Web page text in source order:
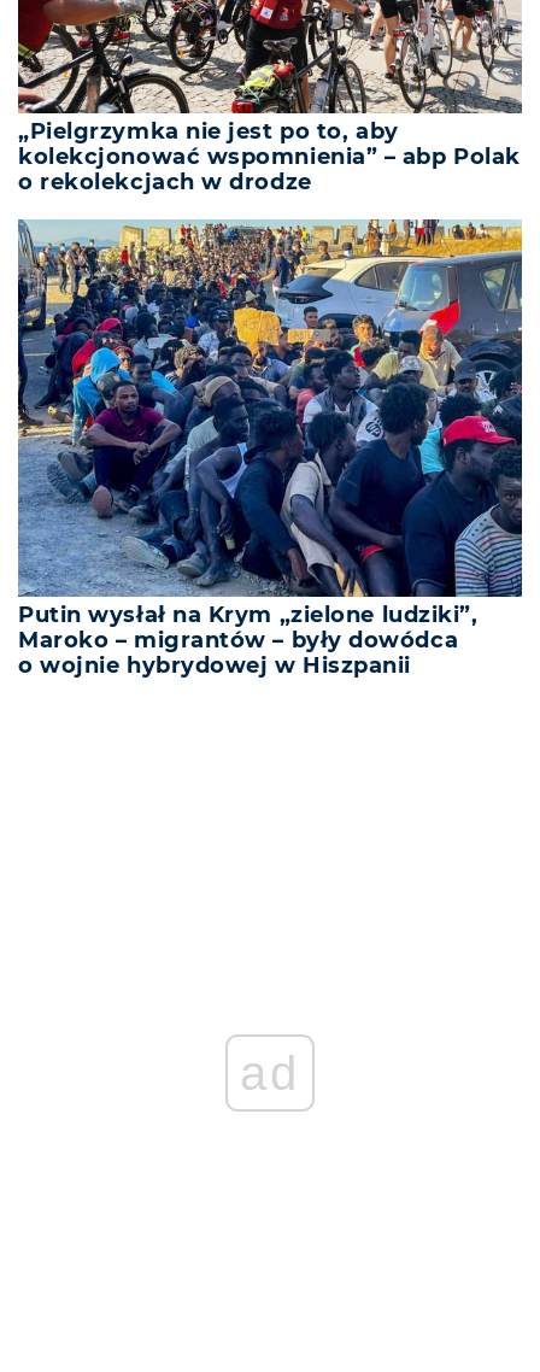
„Pielgrzymka nie jest po to, aby
kolekcjonować wspomnienia” – abp Polak
o rekolekcjach w drodze
Putin wysłał na Krym „zielone ludziki”,
Maroko – migrantów – były dowódca
o wojnie hybrydowej w Hiszpanii